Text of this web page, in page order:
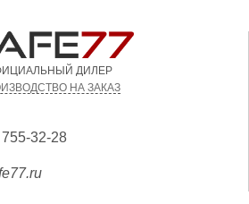
ДИЛЕР
НА ЗАКАЗ
32-28